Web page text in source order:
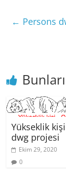
← Persons
Yükseklik kişi
dwg projesi
Ekim 29, 2020
0